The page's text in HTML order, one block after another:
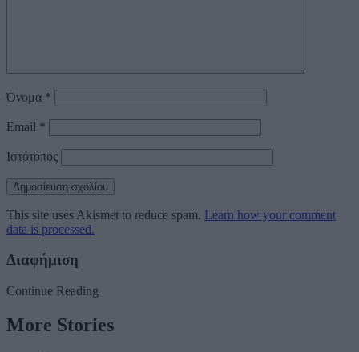
Όνομα *
Email *
Ιστότοπος
This site uses Akismet to reduce spam. Learn how your comment
data is processed.
Διαφήμιση
Continue Reading
More Stories